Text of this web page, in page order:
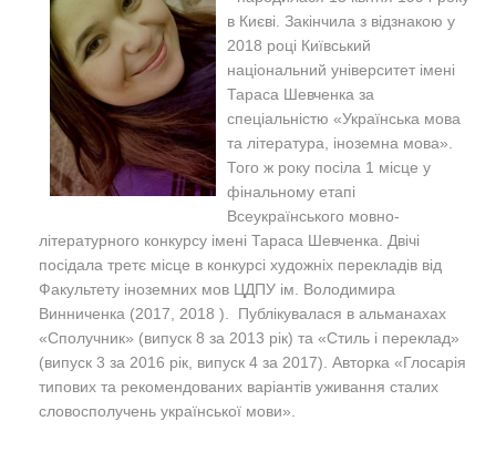
в Києві. Закінчила з відзнакою у
2018 році Київський
національний університет імені
Тараса Шевченка за
спеціальністю «Українська мова
та література, іноземна мова».
Того ж року посіла 1 місце у
фінальному етапі
Всеукраїнського мовно-
літературного конкурсу імені Тараса Шевченка. Двічі
посідала третє місце в конкурсі художніх перекладів від
Факультету іноземних мов ЦДПУ ім. Володимира
Винниченка (2017, 2018 ). Публікувалася в альманахах
«Сполучник» (випуск 8 за 2013 рік) та «Стиль і переклад»
(випуск 3 за 2016 рік, випуск 4 за 2017). Авторка «Глосарія
типових та рекомендованих варіантів уживання сталих
словосполучень української мови».